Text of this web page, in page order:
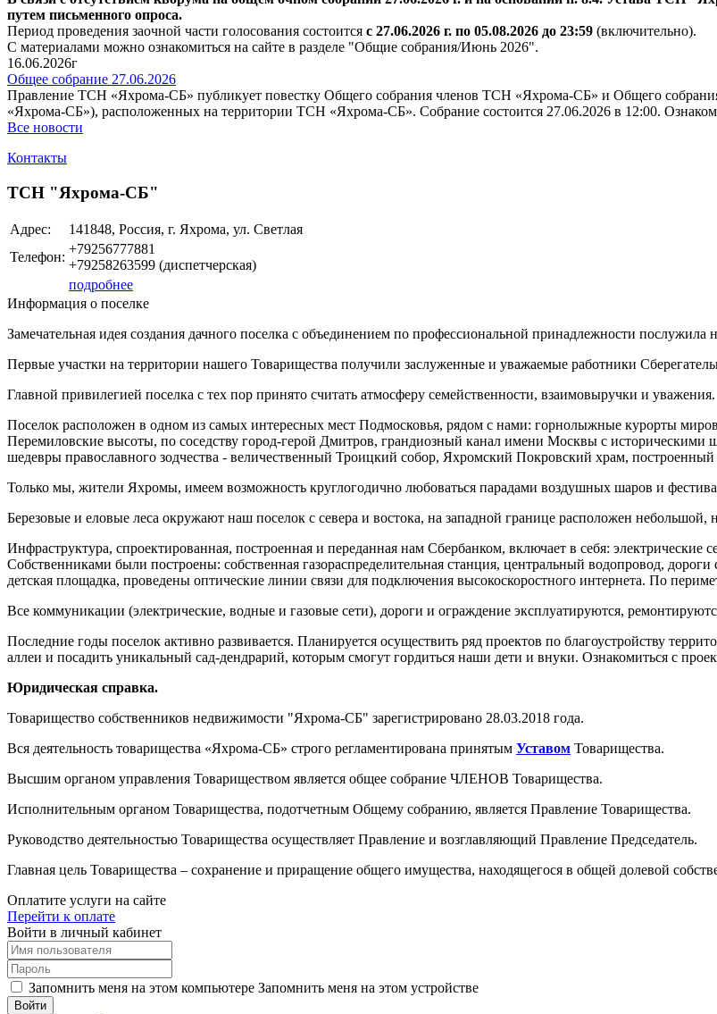
путем письменного опроса.
Период проведения заочной части голосования состоится с 27.06.2026 г. по 05.08.2026 до 23:59 (включительно).
С материалами можно ознакомиться на сайте в разделе "Общие собрания/Июнь 2026".
16.06.2026г
Общее собрание 27.06.2026
Правление ТСН «Яхрома-СБ» публикует повестку Общего собрания членов ТСН «Яхрома-СБ» и Общего
«Яхрома-СБ»), расположенных на территории ТСН «Яхрома-СБ». Собрание состоится 27.06.2026 в 12:00.
Все новости
Контакты
ТСН "Яхрома-СБ"
Адрес:
141848, Россия, г. Яхрома, ул. Светлая
Телефон:
+79256777881
+79258263599 (диспетчерская)
подробнее
Информация о поселке
Замечательная идея создания дачного поселка с объединением по профессиональной принадлежности послужила
Первые участки на территории нашего Товарищества получили заслуженные и уважаемые работники
Главной привилегией поселка с тех пор принято считать атмосферу семейственности, взаимовыручки и уважения.
Поселок расположен в одном из самых интересных мест Подмосковья, рядом с нами: горнолыжные курорты
Перемиловские высоты, по соседству город-герой Дмитров, грандиозный канал имени Москвы с
шедевры православного зодчества - величественный Троицкий собор, Яхромский Покровский храм,
Только мы, жители Яхромы, имеем возможность круглогодично любоваться парадами воздушных шаров и
Березовые и еловые леса окружают наш поселок с севера и востока, на западной границе расположен
Инфраструктура, спроектированная, построенная и переданная нам Сбербанком, включает в себя:
Собственниками были построены: собственная газораспределительная станция, центральный водопровод,
детская площадка, проведены оптические линии связи для подключения высокоскоростного интернета. По
Все коммуникации (электрические, водные и газовые сети), дороги и ограждение эксплуатируются,
Последние годы поселок активно развивается. Планируется осуществить ряд проектов по благоустройству
аллеи и посадить уникальный сад-дендрарий, которым смогут гордиться наши дети и внуки. Ознакомиться с
Юридическая справка.
Товарищество собственников недвижимости "Яхрома-СБ" зарегистрировано 28.03.2018 года.
Вся деятельность товарищества «Яхрома-СБ» строго регламентирована принятым Уставом Товарищества.
Высшим органом управления Товариществом является общее собрание ЧЛЕНОВ Товарищества.
Исполнительным органом Товарищества, подотчетным Общему собранию, является Правление Товарищества.
Руководство деятельностью Товарищества осуществляет Правление и возглавляющий Правление Председатель.
Главная цель Товарищества – сохранение и приращение общего имущества, находящегося в общей долевой
Оплатите услуги на сайте
Перейти к оплате
Войти в личный кабинет
Запомнить меня на этом компьютере Запомнить меня на этом устройстве